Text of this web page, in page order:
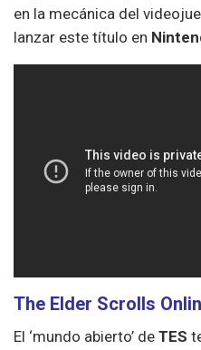
en la mecánica del
lanzar este título en
The Elder Scrolls
El ‘mundo abierto’ de TES